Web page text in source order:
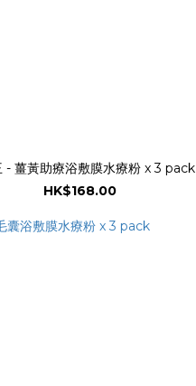
- 薑黃助療浴敷膜水療粉 x 3 pack
HK$168.00